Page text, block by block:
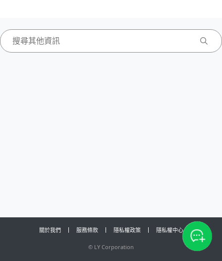
關於我們 服務條款 隱私權政策 隱私權中心
© LY Corporation